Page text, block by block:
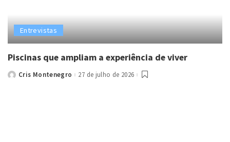
Entrevistas
Piscinas que ampliam a experiência de viver
PostedCris Montenegro 27 de julho de 2026